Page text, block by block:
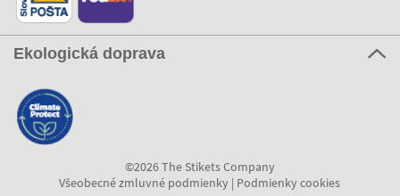
Ekologická doprava
©2026 The Stikets Company
Všeobecné zmluvné podmienky | Podmienky cookies